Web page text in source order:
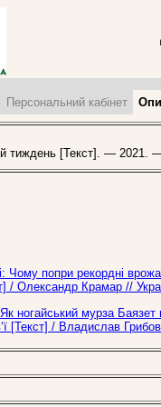
Персональний кабінет
тиждень [Текст]. — 2021.
Чому попри рекордні
/ Олександр Крамар //
ногайський мурза Баязет
[Текст] / Владислав